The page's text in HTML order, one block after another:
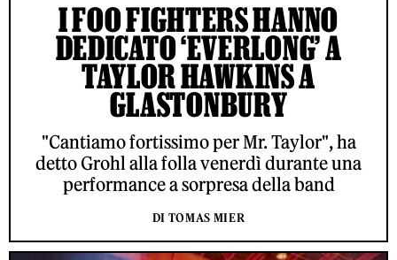
I FOO FIGHTERS HANNO
DEDICATO ‘EVERLONG’ A
TAYLOR HAWKINS A
GLASTONBURY
"Cantiamo fortissimo per Mr. Taylor", ha
detto Grohl alla folla venerdì durante una
performance a sorpresa della band
DI TOMAS MIER